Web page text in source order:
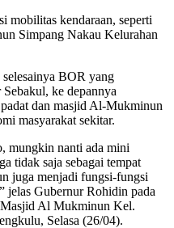
mobilitas kendaraan, seperti
Simpang Nakau Kelurahan
BOR yang
ke depannya
dan masjid Al-Mukminun
masyarakat sekitar.
mungkin nanti ada mini
tidak saja sebagai tempat
juga menjadi fungsi-fungsi
jelas Gubernur Rohidin pada
Al Mukminun Kel.
Selasa (26/04).